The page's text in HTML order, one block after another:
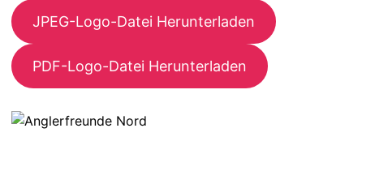
JPEG-Logo-Datei Herunterladen
PDF-Logo-Datei Herunterladen